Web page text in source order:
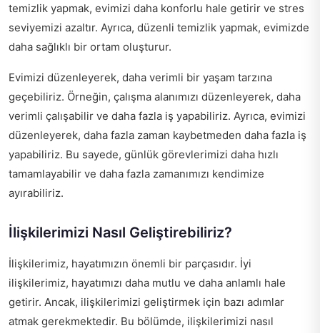
temizlik yapmak, evimizi daha konforlu hale getirir ve stres
seviyemizi azaltır. Ayrıca, düzenli temizlik yapmak, evimizde
daha sağlıklı bir ortam oluşturur.
Evimizi düzenleyerek, daha verimli bir yaşam tarzına
geçebiliriz. Örneğin, çalışma alanımızı düzenleyerek, daha
verimli çalışabilir ve daha fazla iş yapabiliriz. Ayrıca, evimizi
düzenleyerek, daha fazla zaman kaybetmeden daha fazla iş
yapabiliriz. Bu sayede, günlük görevlerimizi daha hızlı
tamamlayabilir ve daha fazla zamanımızı kendimize
ayırabiliriz.
İlişkilerimizi Nasıl Geliştirebiliriz?
İlişkilerimiz, hayatımızın önemli bir parçasıdır. İyi
ilişkilerimiz, hayatımızı daha mutlu ve daha anlamlı hale
getirir. Ancak, ilişkilerimizi geliştirmek için bazı adımlar
atmak gerekmektedir. Bu bölümde, ilişkilerimizi nasıl